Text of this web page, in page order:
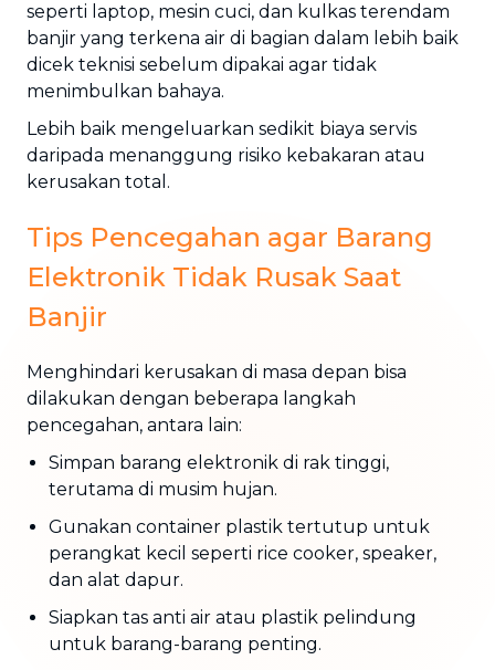
seperti laptop, mesin cuci, dan kulkas terendam
banjir yang terkena air di bagian dalam lebih baik
dicek teknisi sebelum dipakai agar tidak
menimbulkan bahaya.
Lebih baik mengeluarkan sedikit biaya servis
daripada menanggung risiko kebakaran atau
kerusakan total.
Tips Pencegahan agar Barang
Elektronik Tidak Rusak Saat
Banjir
Menghindari kerusakan di masa depan bisa
dilakukan dengan beberapa langkah
pencegahan, antara lain:
Simpan barang elektronik di rak tinggi,
terutama di musim hujan.
Gunakan container plastik tertutup untuk
perangkat kecil seperti rice cooker, speaker,
dan alat dapur.
Siapkan tas anti air atau plastik pelindung
untuk barang-barang penting.